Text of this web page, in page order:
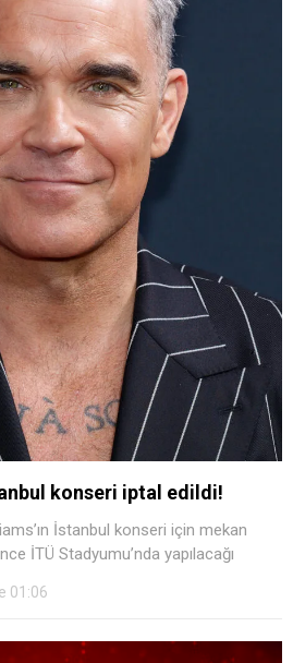
konseri iptal edildi!
İstanbul konseri için mekan
İTÜ Stadyumu’nda yapılacağı
01:06